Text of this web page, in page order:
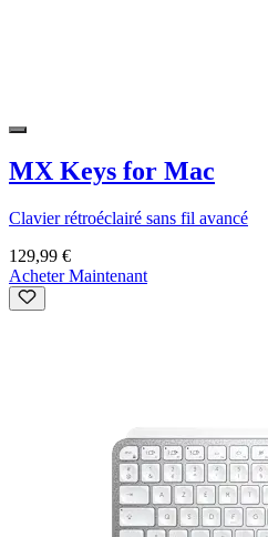
MX Keys for Mac
Clavier rétroéclairé sans fil avancé
129,99 €
Acheter Maintenant